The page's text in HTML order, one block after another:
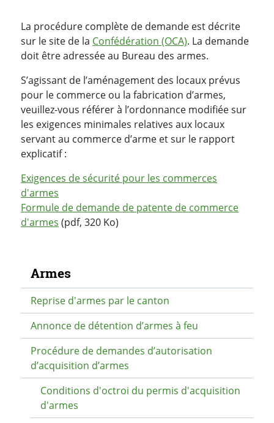
La procédure complète de demande est décrite
sur le site de la Confédération (OCA). La demande
doit être adressée au Bureau des armes.
S’agissant de l’aménagement des locaux prévus
pour le commerce ou la fabrication d’armes,
veuillez-vous référer à l’ordonnance modifiée sur
les exigences minimales relatives aux locaux
servant au commerce d’arme et sur le rapport
explicatif :
Exigences de sécurité pour les commerces
d'armes
Formule de demande de patente de commerce
d'armes (pdf, 320 Ko)​​​​​​​
Navigation secondaire
Armes
Reprise d'armes par le canton
Annonce de détention d’armes à feu
Procédure de demandes d’autorisation
d’acquisition d’armes
Conditions d'octroi du permis d'acquisition
d'armes